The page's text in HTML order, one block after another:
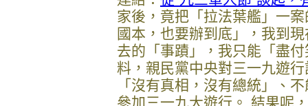
家後，竟把「拉法葉艦」一
國本，也要辦到底」，我到
去的「事蹟」，我只能「盡
料，親民黨中央對三一九遊
「沒有真相，沒有總統」、
參加三一九大遊行。 結果呢